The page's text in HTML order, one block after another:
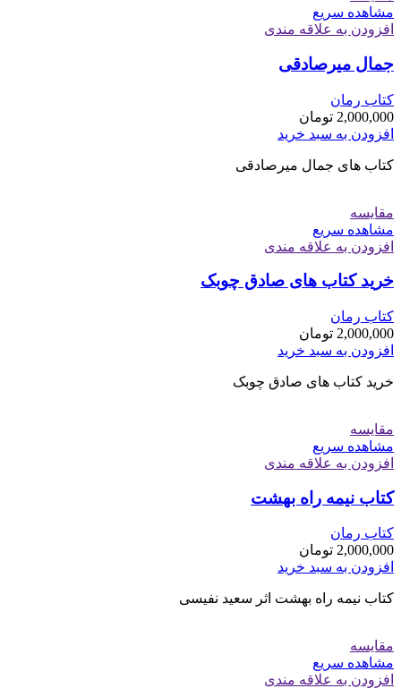
مشاهده سریع
افزودن به علاقه مندی
جمال میرصادقی
کتاب رمان
2,000,000 تومان
افزودن به سبد خرید
کتاب های جمال میرصادقی
مقایسه
مشاهده سریع
افزودن به علاقه مندی
خرید کتاب های صادق چوبک
کتاب رمان
2,000,000 تومان
افزودن به سبد خرید
خرید کتاب های صادق چوبک
مقایسه
مشاهده سریع
افزودن به علاقه مندی
کتاب نیمه راه بهشت
کتاب رمان
2,000,000 تومان
افزودن به سبد خرید
کتاب نیمه راه بهشت اثر سعید نفیسی
مقایسه
مشاهده سریع
افزودن به علاقه مندی